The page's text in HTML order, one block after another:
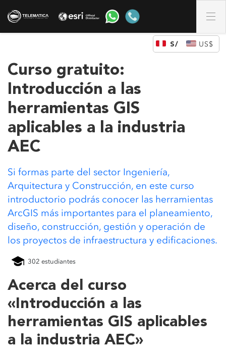
Curso gratuito:
Introducción a las
herramientas GIS
aplicables a la industria
AEC
Si formas parte del sector Ingeniería,
Arquitectura y Construcción, en este curso
introductorio podrás conocer las herramientas
ArcGIS más importantes para el planeamiento,
diseño, construcción, gestión y operación de
los proyectos de infraestructura y edificaciones.
302 estudiantes
Acerca del curso
«Introducción a las
herramientas GIS aplicables
a la industria AEC»